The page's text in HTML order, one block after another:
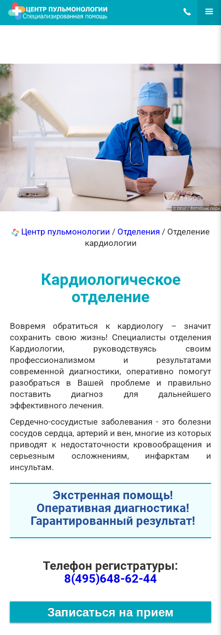
8(495)648-
ЕЩЁ
Центр пульмонологии / Отделения / Отделение
кардиологии
Кардиологическое
отделение
Вовремя обратиться к кардиологу – значит
сохранить свою жизнь! Специалисты отделения
Кардиологии, руководствуясь своим
профессионализмом и результатами
современной диагностики, оперативно помогут
разобраться в Вашей проблеме и правильно
поставить диагноз для дальнейшего
эффективного лечения.
Сердечно-сосудистые заболевания - это болезни
сосудов сердца, артерий и вен, многие из которых
приводят к недостаточности кровообращения и
серьезным осложнениям, инфарктам и
инсультам.
Экстренная помощь!
Оперативная диагностика!
Гарантированный результат!
Телефон регистратуры:
8(495)648-62-44
Записаться на прием